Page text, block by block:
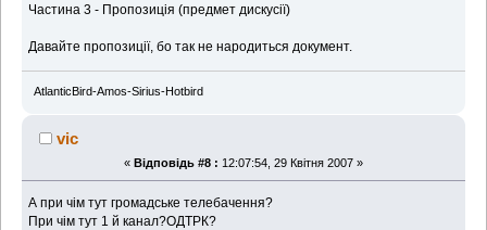
Частина 3 - Пропозиція (предмет дискусії)
Давайте пропозиції, бо так не народиться документ.
AtlanticBird-Amos-Sirius-Hotbird
vic
« Відповідь #8 : 12:07:54, 29 Квітня 2007 »
А при чім тут громадське телебачення?
При чім тут 1 й канал?ОДТРК?